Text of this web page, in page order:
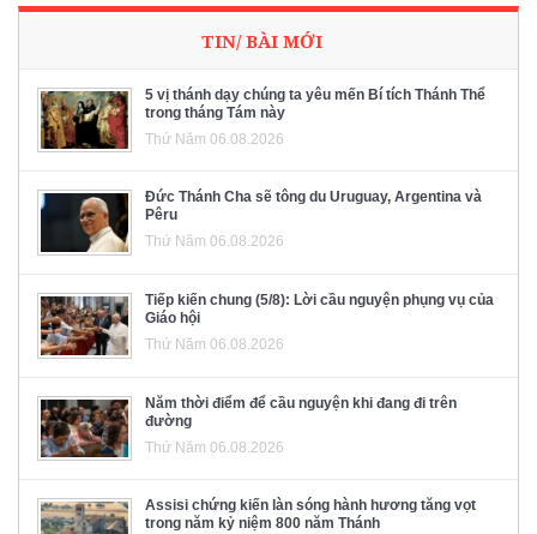
TIN/ BÀI MỚI
5 vị thánh dạy chúng ta yêu mến Bí tích Thánh Thể
trong tháng Tám này
Thứ Năm 06.08.2026
Đức Thánh Cha sẽ tông du Uruguay, Argentina và
Pêru
Thứ Năm 06.08.2026
Tiếp kiến chung (5/8): Lời cầu nguyện phụng vụ của
Giáo hội
Thứ Năm 06.08.2026
Năm thời điểm để cầu nguyện khi đang đi trên
đường
Thứ Năm 06.08.2026
Assisi chứng kiến làn sóng hành hương tăng vọt
trong năm kỷ niệm 800 năm Thánh